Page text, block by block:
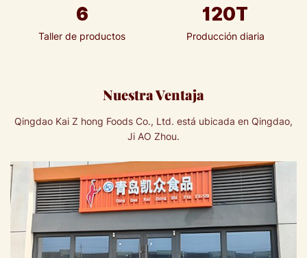
6
Taller de productos
120T
Producción diaria
Nuestra Ventaja
Qingdao Kai Z hong Foods Co., Ltd. está ubicada en Qingdao,
Ji AO Zhou.